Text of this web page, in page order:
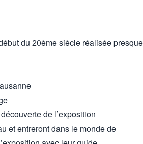
du 20ème siècle réalisée
de l’exposition
et entreront dans le monde de